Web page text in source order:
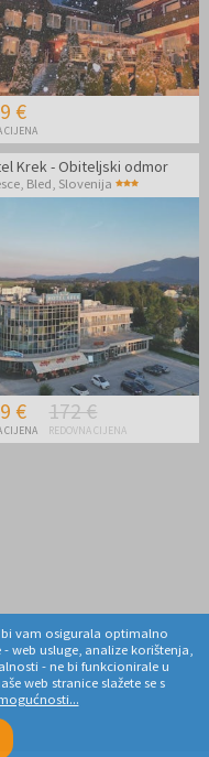
€
CIJENA
Krek - Obiteljski odmor
Bled Slovenija
€
CIJENA
172 €
REDOVNA CIJENA
vam osigurala optimalno
web usluge, analize korištenja,
- ne bi funkcionirale u
web stranice slažete se s